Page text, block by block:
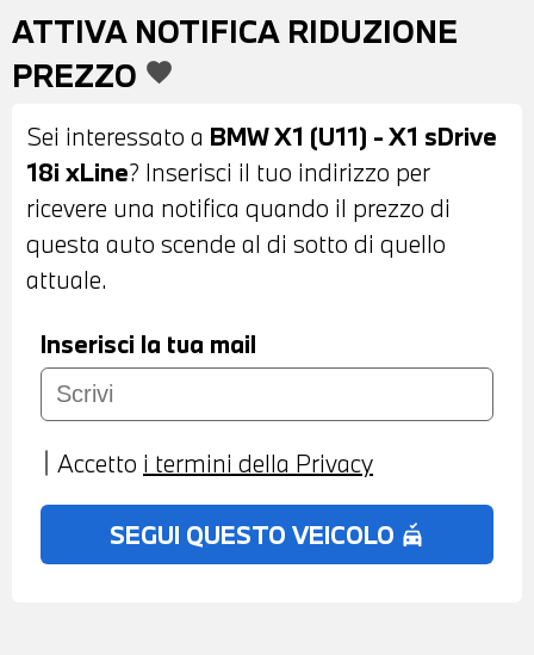
E ANTIABBAGLIANTI - BARRE
PORTATUTTO SUL TETTO - SENSORI DI
TELECAMERA POSTERIORE - COMFORT
ACCESS SYSTEM - INTERNI IN SENSATEC
NERA - VOLANTE SPORTIVO IN PELLE
CON COMANDI MULTIFUNZIONE - CRUISE
CONTROL - CAMBIO AUTOMATICO -
ACTIVE GUARD - NAVIGATORE -
BLUETOOTH - USB - RADIO DIGITALE
DAB - COMPATIBILITA' CON CONNECTED
EMERGENZA - TELESERVICES -
CLIMATIZZATORE AUTOMATICO BIZONA -
BRACCIOLO CENTRALE ANTERIORE -
ATTIVA NOTIFICA RIDUZIONE
PREZZO favorite
Sei interessato a BMW X1 (U11) - X1 sDrive
18i xLine? Inserisci il tuo indirizzo per
ricevere una notifica quando il prezzo di
questa auto scende al di sotto di quello
attuale.
Inserisci la tua mail
Accetto i termini della Privacy
SEGUI QUESTO VEICOLO no_crash